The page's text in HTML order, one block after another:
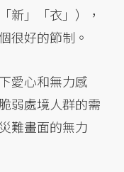
新」「衣」），
很好的節制。
愛心和無力感
弱處境人群的需
難畫面的無力